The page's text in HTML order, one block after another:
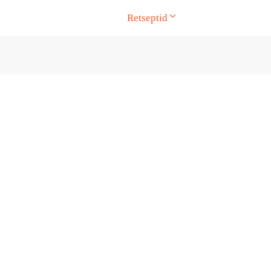
Retseptid
Touch device users, explore by touch or with swipe